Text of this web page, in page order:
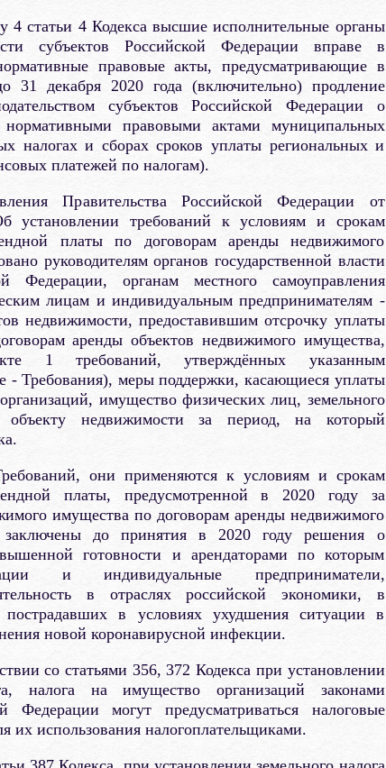
4 статьи 4 Кодекса высшие исполнительные органы
субъектов Российской Федерации вправе в
правовые акты, предусматривающие в
31 декабря 2020 года (включительно) продление
субъектов Российской Федерации о
правовыми актами муниципальных
налогах и сборах сроков уплаты региональных и
платежей по налогам).
Правительства Российской Федерации от
установлении требований к условиям и срокам
платы по договорам аренды недвижимого
руководителям органов государственной власти
Федерации, органам местного самоуправления
лицам и индивидуальным предпринимателям -
недвижимости, предоставившим отсрочку уплаты
аренды объектов недвижимого имущества,
1 требований, утверждённых указанным
- Требования), меры поддержки, касающиеся уплаты
имущество физических лиц, земельного
недвижимости за период, на который
они применяются к условиям и срокам
платы, предусмотренной в 2020 году за
имущества по договорам аренды недвижимого
заключены до принятия в 2020 году решения о
готовности и арендаторами по которым
и индивидуальные предприниматели,
в отраслях российской экономики, в
пострадавших в условиях ухудшения ситуации в
новой коронавирусной инфекции.
со статьями 356, 372 Кодекса при установлении
налога на имущество организаций законами
Федерации могут предусматриваться налоговые
их использования налогоплательщиками.